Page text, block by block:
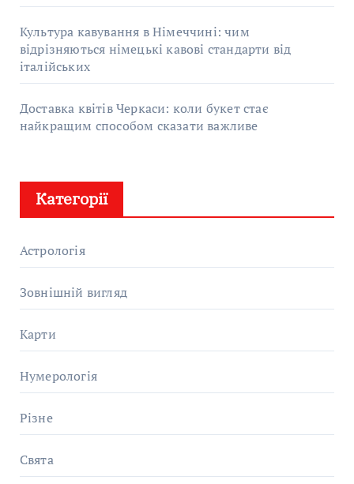
Культура кавування в Німеччині: чим
відрізняються німецькі кавові стандарти від
італійських
Доставка квітів Черкаси: коли букет стає
найкращим способом сказати важливе
Категорії
Астрологія
Зовнішній вигляд
Карти
Нумерологія
Різне
Свята